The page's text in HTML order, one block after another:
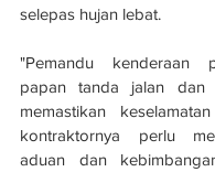
selepas hujan lebat.
"Pemandu kenderaan
papan tanda jalan dan
memastikan
kontraktornya perlu
aduan dan